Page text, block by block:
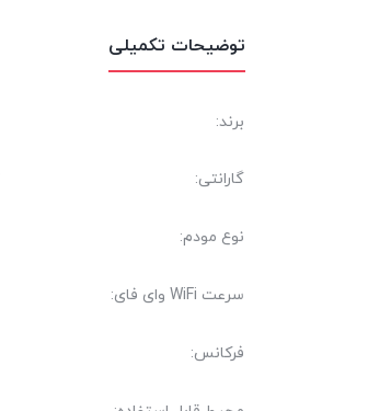
توضیحات تکمیلی
برند:
گارانتی:
نوع مودم:
سرعت WiFi وای فای:
فرکانس: